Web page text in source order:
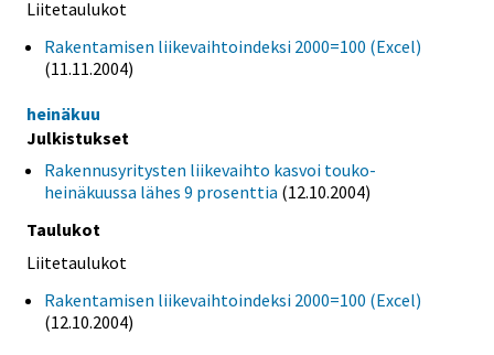
Liitetaulukot
Rakentamisen liikevaihtoindeksi 2000=100 (Excel)
(11.11.2004)
heinäkuu
Julkistukset
Rakennusyritysten liikevaihto kasvoi touko-
heinäkuussa lähes 9 prosenttia (12.10.2004)
Taulukot
Liitetaulukot
Rakentamisen liikevaihtoindeksi 2000=100 (Excel)
(12.10.2004)